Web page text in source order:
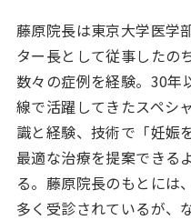
藤原院長は東京大学医学
ター長として従事したの
数々の症例を経験。30年
線で活躍してきたスペシ
識と経験、技術で「妊娠
最適な治療を提案できる
る。藤原院長のもとには
多く受診されているが、